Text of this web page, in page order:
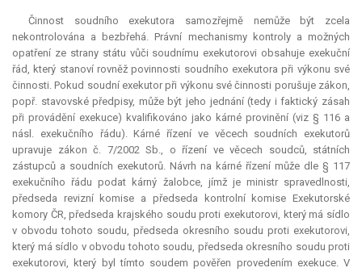
Činnost soudního exekutora samozřejmě nemůže být zcela
nekontrolována a bezbřehá. Právní mechanismy kontroly a možných
opatření ze strany státu vůči soudnímu exekutorovi obsahuje exekuční
řád, který stanoví rovněž povinnosti soudního exekutora při výkonu své
činnosti. Pokud soudní exekutor při výkonu své činnosti porušuje zákon,
popř. stavovské předpisy, může být jeho jednání (tedy i faktický zásah
při provádění exekuce) kvalifikováno jako kárné provinění (viz § 116 a
násl. exekučního řádu). Kárné řízení ve věcech soudních exekutorů
upravuje zákon č. 7/2002 Sb., o řízení ve věcech soudců, státních
zástupců a soudních exekutorů. Návrh na kárné řízení může dle § 117
exekučního řádu podat kárný žalobce, jímž je ministr spravedlnosti,
předseda revizní komise a předseda kontrolní komise Exekutorské
komory ČR, předseda krajského soudu proti exekutorovi, který má sídlo
v obvodu tohoto soudu, předseda okresního soudu proti exekutorovi,
který má sídlo v obvodu tohoto soudu, předseda okresního soudu proti
exekutorovi, který byl tímto soudem pověřen provedením exekuce. V